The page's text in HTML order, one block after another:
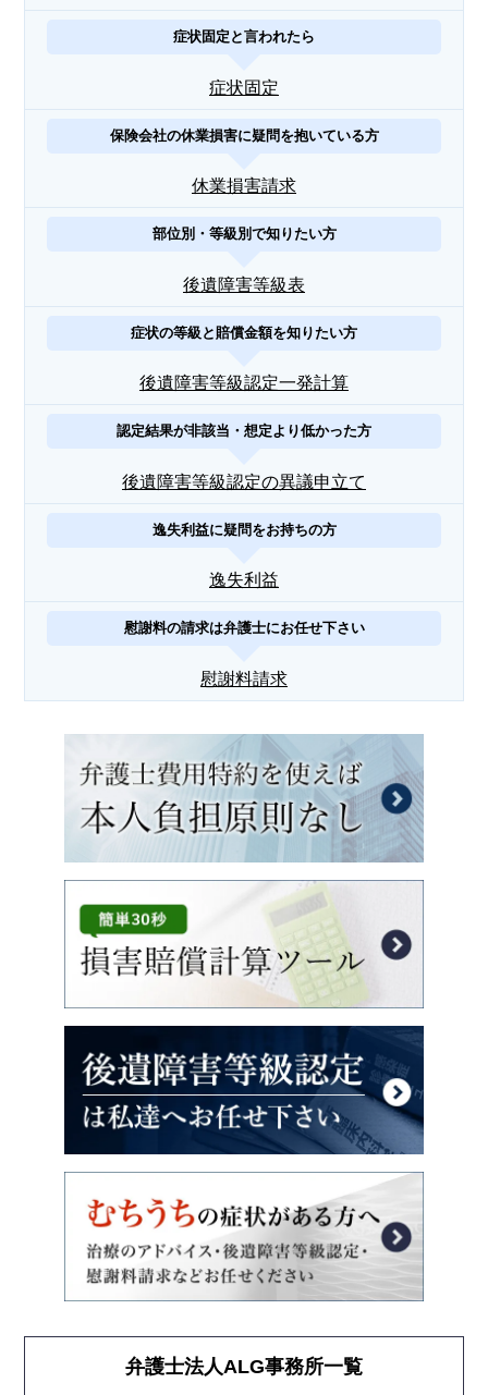
症状固定と言われたら
症状固定
保険会社の休業損害に疑問を抱いている方
休業損害請求
部位別・等級別で知りたい方
後遺障害等級表
症状の等級と賠償金額を知りたい方
後遺障害等級認定一発計算
認定結果が非該当・想定より低かった方
後遺障害等級認定の異議申立て
逸失利益に疑問をお持ちの方
逸失利益
慰謝料の請求は弁護士にお任せ下さい
慰謝料請求
弁護士法人ALG事務所一覧